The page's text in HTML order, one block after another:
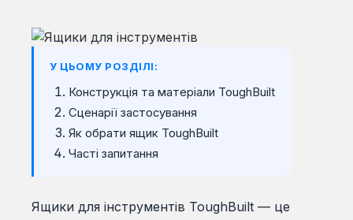
У ЦЬОМУ РОЗДІЛІ:
Конструкція та матеріали ToughBuilt
Сценарії застосування
Як обрати ящик ToughBuilt
Часті запитання
Ящики для інструментів ToughBuilt — це